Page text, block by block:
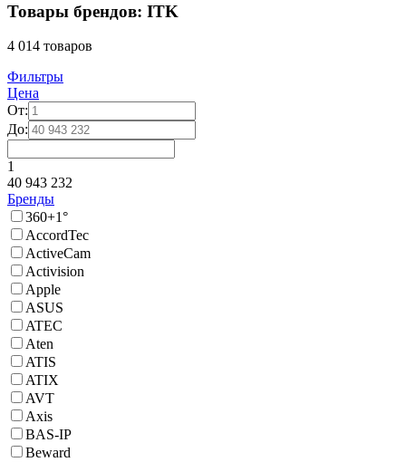
Товары брендов: ITK
4 014 товаров
Фильтры
Цена
От:
До:
1
40 943 232
Бренды
360+1°
AccordTec
ActiveCam
Activision
Apple
ASUS
ATEC
Aten
ATIS
ATIX
AVT
Axis
BAS-IP
Beward